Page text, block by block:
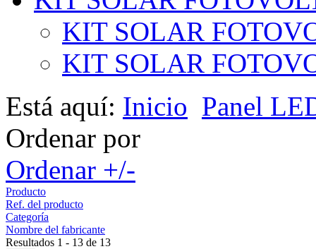
KIT SOLAR
KIT SOLAR
Está aquí: Inicio Panel
Ordenar por
Ordenar +/-
Producto
Ref. del producto
Categoría
Nombre del fabricante
Resultados 1 - 13 de 13